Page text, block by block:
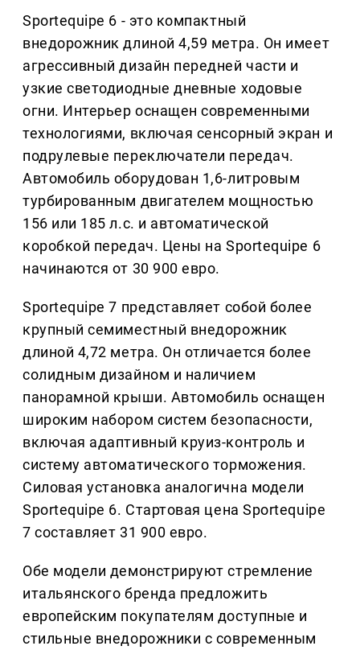
Sportequipe 6 - это компактный
внедорожник длиной 4,59 метра. Он имеет
агрессивный дизайн передней части и
узкие светодиодные дневные ходовые
огни. Интерьер оснащен современными
технологиями, включая сенсорный экран и
подрулевые переключатели передач.
Автомобиль оборудован 1,6-литровым
турбированным двигателем мощностью
156 или 185 л.с. и автоматической
коробкой передач. Цены на Sportequipe 6
начинаются от 30 900 евро.
Sportequipe 7 представляет собой более
крупный семиместный внедорожник
длиной 4,72 метра. Он отличается более
солидным дизайном и наличием
панорамной крыши. Автомобиль оснащен
широким набором систем безопасности,
включая адаптивный круиз-контроль и
систему автоматического торможения.
Силовая установка аналогична модели
Sportequipe 6. Стартовая цена Sportequipe
7 составляет 31 900 евро.
Обе модели демонстрируют стремление
итальянского бренда предложить
европейским покупателям доступные и
стильные внедорожники с современным